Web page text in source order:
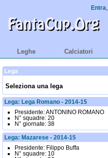
Entra,
Leghe Calciatori
Lega
Seleziona una lega
Lega: Lega Romano - 2014-15
Presidente:ANTONINO ROMANO
N° squadre: 20
N° giornate: 38
Lega: Mazarese - 2014-15
Presidente: Filippo Buffa
N° squadre: 10